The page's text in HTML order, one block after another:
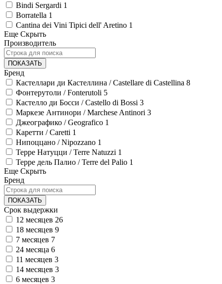
Bindi Sergardi 1
Borratella 1
Cantina dei Vini Tipici dell' Aretino 1
Еще Скрыть
Производитель
ПОКАЗАТЬ
Бренд
Кастеллари ди Кастеллина / Castellare di Castellina 8
Фонтерутоли / Fonterutoli 5
Кастелло ди Босси / Castello di Bossi 3
Маркезе Антинори / Marchese Antinori 3
Джеографико / Geografico 1
Каретти / Caretti 1
Нипоццано / Nipozzano 1
Терре Натуцци / Terre Natuzzi 1
Терре дель Палио / Terre del Palio 1
Еще Скрыть
Бренд
ПОКАЗАТЬ
Срок выдержки
12 месяцев 26
18 месяцев 9
7 месяцев 7
24 месяца 6
11 месяцев 3
14 месяцев 3
6 месяцев 3